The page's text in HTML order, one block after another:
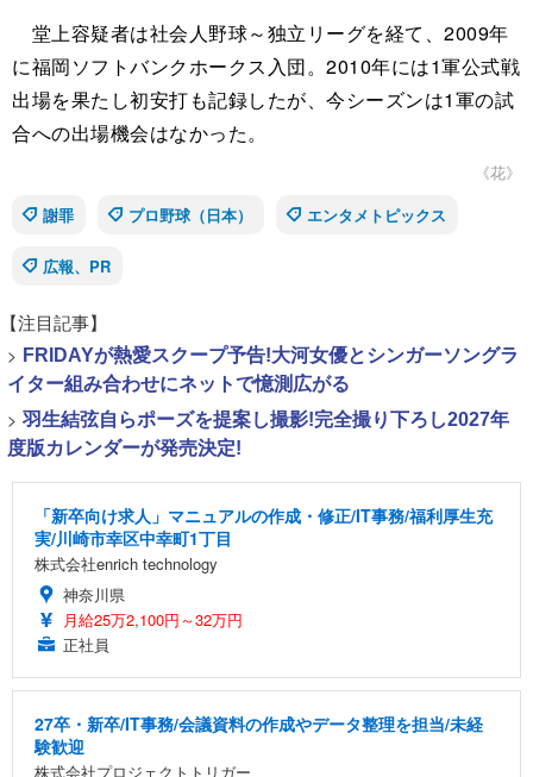
堂上容疑者は社会人野球～独立リーグを経て、2009年
に福岡ソフトバンクホークス入団。2010年には1軍公式戦
出場を果たし初安打も記録したが、今シーズンは1軍の試
合への出場機会はなかった。
《花》
謝罪
プロ野球（日本） エンタメトピックス
広報、PR
【注目記事】
> FRIDAYが熱愛スクープ予告!大河女優とシンガーソングラ
イター組み合わせにネットで憶測広がる
> 羽生結弦自らポーズを提案し撮影!完全撮り下ろし2027年
度版カレンダーが発売決定!
「新卒向け求人」マニュアルの作成・修正/IT事務/福利厚生充
実/川崎市幸区中幸町1丁目
株式会社enrich technology
神奈川県
月給25万2,100円～32万円
正社員
27卒・新卒/IT事務/会議資料の作成やデータ整理を担当/未経
験歓迎
株式会社プロジェクトトリガー